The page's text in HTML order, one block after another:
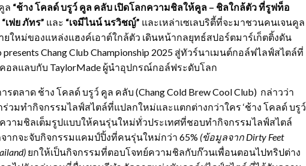
ล “ช้าง โคลด์ บรูว์ คูล คลับ เปิดโลกความชิลให้คูล – ชิลใกล้ตัว ที่รูฟท็อ
“เฟย ภัทร” และ “เจมีไนน์ นรวิชญ์” และเหล่าเซเลบริตี้ที่จะมาชวนคนเจนคูล
หม่ของแหล่งแฮงค์เอาต์ใกล้ตัว เดินหน้ากลยุทธ์สปอร์ตมาร์เก็ตติ้งดัน
Chang Club Championship 2025 สู่ทัวร์นาเมนต์กอล์ฟไลฟ์สไตล์ที่
ลแลบกับ TaylorMade ผู้นำอุปกรณ์กอล์ฟระดับโลก
ตลาด ช้าง โคลด์ บรูว์ คูล คลับ (Chang Cold Brew Cool Club) กล่าวว่า
วมทำกิจกรรมไลฟ์สไตล์ที่แปลกใหม่และแตกต่างกว่าใคร ‘ช้าง โคลด์ บรูว์
วามชิลเต็มรูปแบบให้คนรุ่นใหม่ทั่วประเทศที่ชอบทำกิจกรรมไลฟ์สไตล์
ากจะจับกิจกรรมแคมป์ปิ้งที่คนรุ่นใหม่กว่า 65% (ข้อมูลจาก Dirty Feet
ยกให้เป็นกิจกรรมที่ตอบโจทย์ความชิลกับก๊วนเพื่อนตอนไปทริปต่าง